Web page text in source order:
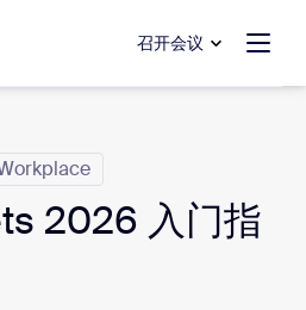
召开会议
2026 入门指